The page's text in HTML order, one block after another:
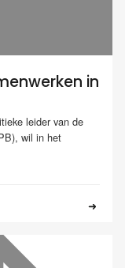
in
leider van de
wil in het